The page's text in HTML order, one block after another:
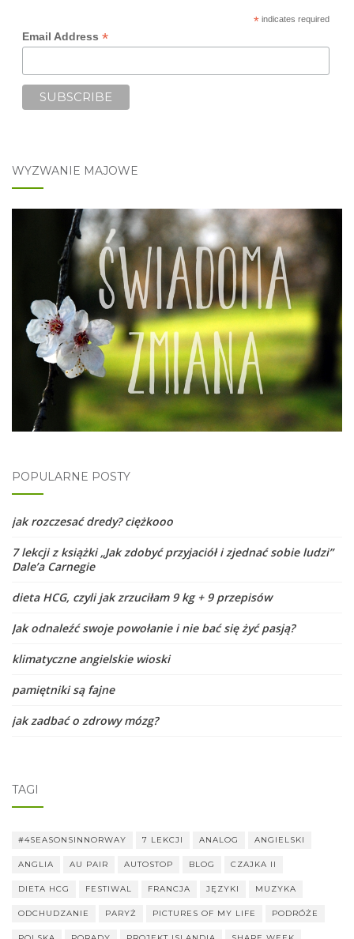
*indicates required
Email Address *
WYZWANIE MAJOWE
POPULARNE POSTY
jak rozczesać dredy? ciężkooo
7 lekcji z książki „Jak zdobyć przyjaciół i zjednać sobie ludzi”
Dale’a Carnegie
dieta HCG, czyli jak zrzuciłam 9 kg + 9 przepisów
Jak odnaleźć swoje powołanie i nie bać się żyć pasją?
klimatyczne angielskie wioski
pamiętniki są fajne
jak zadbać o zdrowy mózg?
TAGI
#4SEASONSINNORWAY 7 LEKCJI ANALOG ANGIELSKI
ANGLIA AU PAIR AUTOSTOP BLOG CZAJKA II
DIETA HCG FESTIWAL FRANCJA JĘZYKI MUZYKA
ODCHUDZANIE PARYŻ PICTURES OF MY LIFE PODRÓŻE